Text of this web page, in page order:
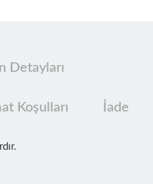
Detayları
Koşulları İade